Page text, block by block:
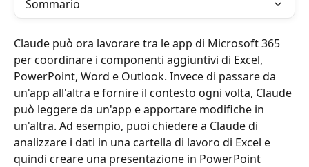
Sommario
Claude può ora lavorare tra le app di Microsoft 365
per coordinare i componenti aggiuntivi di Excel,
PowerPoint, Word e Outlook. Invece di passare da
un'app all'altra e fornire il contesto ogni volta, Claude
può leggere da un'app e apportare modifiche in
un'altra. Ad esempio, puoi chiedere a Claude di
analizzare i dati in una cartella di lavoro di Excel e
quindi creare una presentazione in PowerPoint